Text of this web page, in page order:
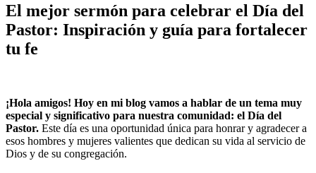
El mejor sermón para celebrar el Día del
Pastor: Inspiración y guía para fortalecer
tu fe
¡Hola amigos! Hoy en mi blog vamos a hablar de un tema muy
especial y significativo para nuestra comunidad: el Día del
Pastor. Este día es una oportunidad única para honrar y agradecer a
esos hombres y mujeres valientes que dedican su vida al servicio de
Dios y de su congregación.